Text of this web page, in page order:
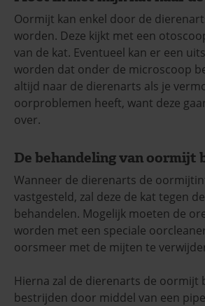
Oormijt kan enkel door de
worden. Deze kijkt met een
van de kat. Eventueel kan er een
worden dat onder de microscoop
altijd naar de dierenarts als je
oorproblemen heeft, want deze
over.
De behandeling van oormijt
Wanneer de dierenarts de
vastgesteld, zal deze de kat tegen
behandelen. Mogelijk moeten de
worden met een speciale
oorsmeer met de mijten te
Hierna zal de dierenarts de oormijt
bestrijden door middel van een